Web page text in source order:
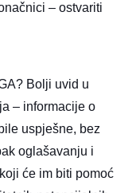
– ostvariti
Bolji uvid u
– informacije o
uspješne, bez
oglašavanju i
će im biti pomoć